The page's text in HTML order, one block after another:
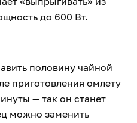
до 600 Вт.
половину чайной
приготовления омлету
— так он станет
можно заменить